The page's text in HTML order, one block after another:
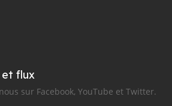
et flux
sur Facebook, YouTube et Twitter.